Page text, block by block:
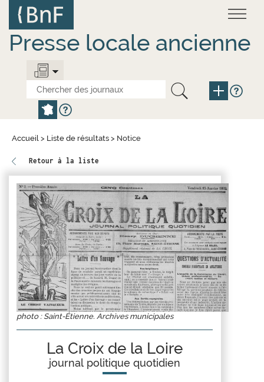
contenu
principal
Presse locale ancienne
Accueil > Liste de résultats > Notice
Retour à la liste
photo : Saint-Étienne. Archives municipales
La Croix de la Loire
journal politique quotidien
Panneau de gestion des cookies